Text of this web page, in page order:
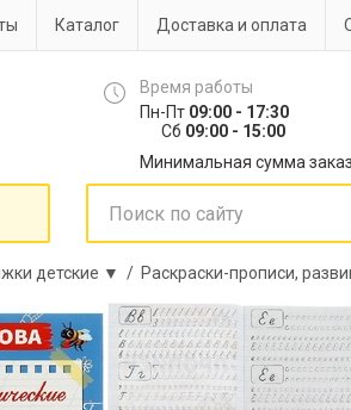
Каталог Доставка и оплата
Время работы
Пн-Пт 09:00 - 17:30
Сб 09:00 - 15:00
Минимальная сумма
детские ▼ / Раскраски-прописи,